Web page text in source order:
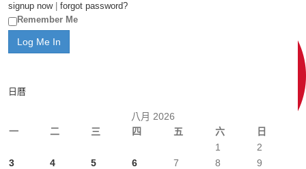
signup now| forgot password?
Remember Me
日曆
八月 2026
一
二 三 四 五 六 日
1
2
3
4 5 6 7 8
9